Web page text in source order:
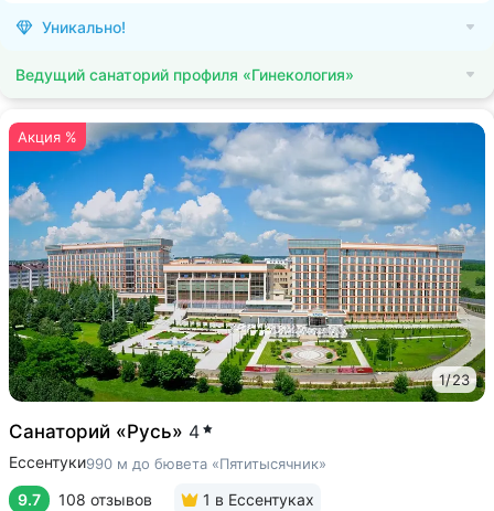
Уникально!
Ведущий санаторий профиля «Гинекология»
Акция %
1/23
Санаторий «Русь» 4
Ессентуки990 м до бювета «Пятитысячник»
9.7 108 отзывов 1 в Ессентуках